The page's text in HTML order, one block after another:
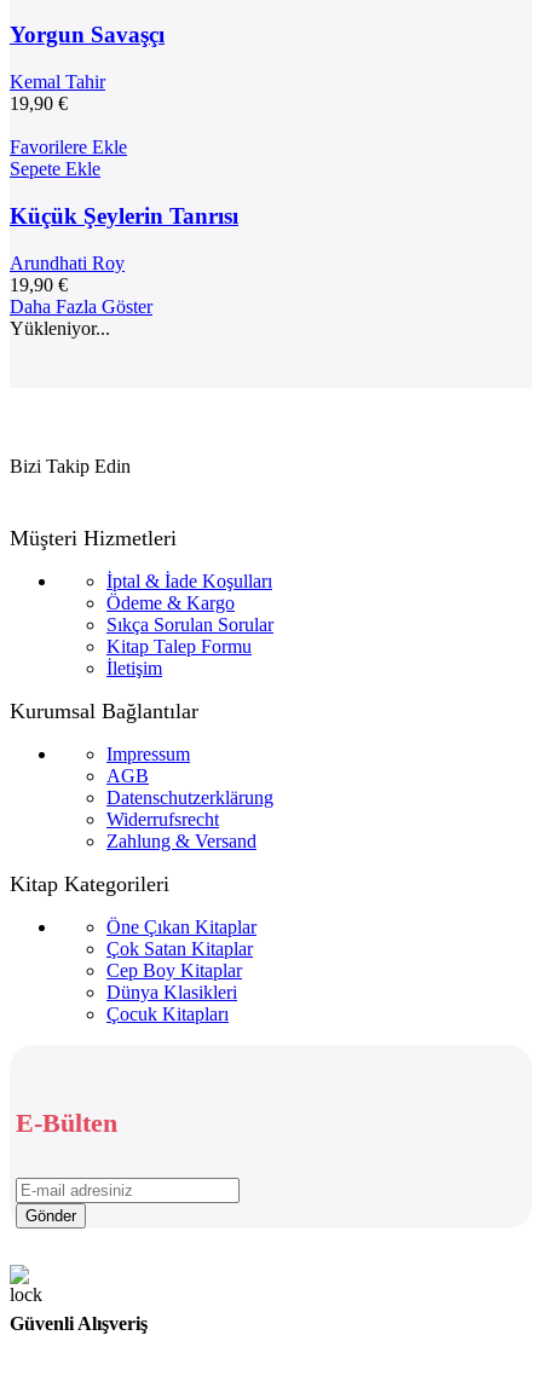
Yorgun Savaşçı
Kemal Tahir
19,90 €
Favorilere Ekle
Sepete Ekle
Küçük Şeylerin Tanrısı
Arundhati Roy
19,90 €
Daha Fazla Göster
Yükleniyor...
Bizi Takip Edin
Müşteri Hizmetleri
İptal & İade Koşulları
Ödeme & Kargo
Sıkça Sorulan Sorular
Kitap Talep Formu
İletişim
Kurumsal Bağlantılar
Impressum
AGB
Datenschutzerklärung
Widerrufsrecht
Zahlung & Versand
Kitap Kategorileri
Öne Çıkan Kitaplar
Çok Satan Kitaplar
Cep Boy Kitaplar
Dünya Klasikleri
Çocuk Kitapları
E-Bülten
Güvenli Alışveriş